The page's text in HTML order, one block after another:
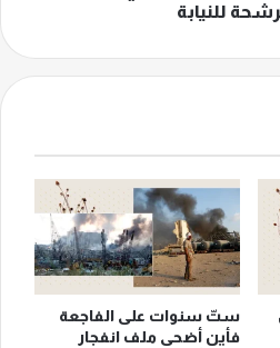
للنيابة
ستّ سنوات على الفاجعة
فأين أضحى ملف انفجار